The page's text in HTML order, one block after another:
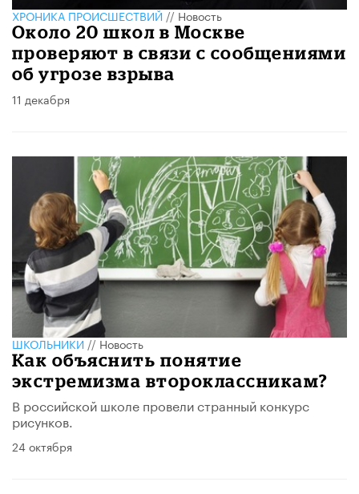
ХРОНИКА ПРОИСШЕСТВИЙ//Новость
Около 20 школ в Москве
проверяют в связи с сообщениями
об угрозе взрыва
11 декабря
ШКОЛЬНИКИ//Новость
Как объяснить понятие
экстремизма второклассникам?
В российской школе провели странный конкурс
рисунков.
24 октября